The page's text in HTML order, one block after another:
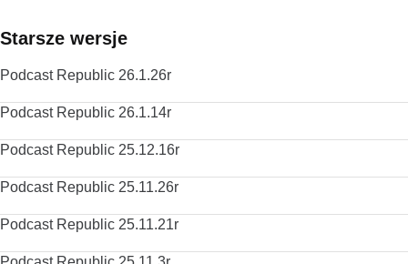
Starsze wersje
Podcast Republic 26.1.26r
Podcast Republic 26.1.14r
Podcast Republic 25.12.16r
Podcast Republic 25.11.26r
Podcast Republic 25.11.21r